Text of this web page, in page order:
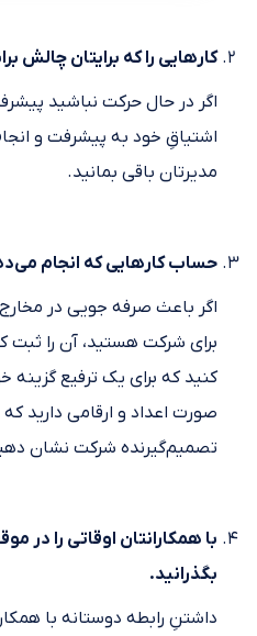
کارهایی را که برایتان چالش
اگر در حال حرکت نباشید
اشتیاقِ خود به پیشرفت و
مدیرتان باقی بمانید.
حساب کارهایی که انجام
اگر باعث صرفه جویی در
برای شرکت هستید، آن را
کنید که برای یک ترفیع
صورت اعداد و ارقامی دارید که
تصمیم‌گیرنده شرکت نشان
با همکارانتان اوقاتی را در
بگذرانید.
داشتنِ رابطه دوستانه‌ با